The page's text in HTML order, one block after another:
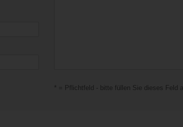
* = Pflichtfeld - bitte füllen Sie dieses Feld